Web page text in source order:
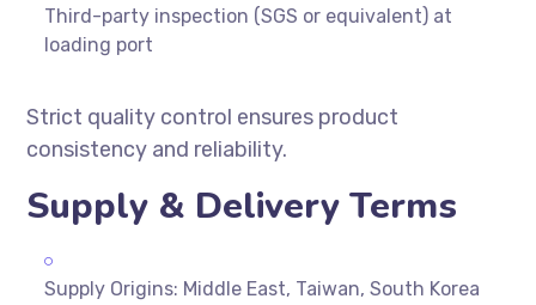
Third-party inspection (SGS or equivalent) at
loading port
Strict quality control ensures product
consistency and reliability.
Supply & Delivery Terms
Supply Origins: Middle East, Taiwan, South Korea